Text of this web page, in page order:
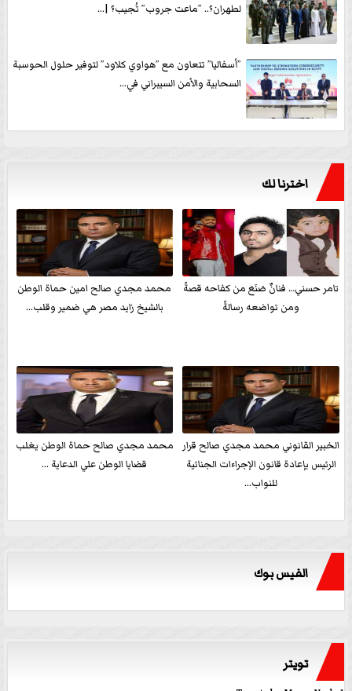
لطهران؟.. ”ماعت جروب” تُجيب؟ |...
”أسفاليا” تتعاون مع ”هواوي كلاود” لتوفير حلول الحوسبة
السحابية والأمن السيبراني في...
اخترنا لك
تامر حسني… فنانٌ صَنَعَ من كفاحه قصةً
ومن تواضعه رسالةً
محمد مجدي صالح امين حماة الوطن
بالشيخ زايد مصر هي ضمير وقلب...
الخبير القانوني محمد مجدي صالح قرار
الرئيس بإعادة قانون الإجراءات الجنائية
للنواب...
محمد مجدي صالح حماة الوطن يغلب
قضايا الوطن علي الدعاية ...
الفيس بوك
تويتر